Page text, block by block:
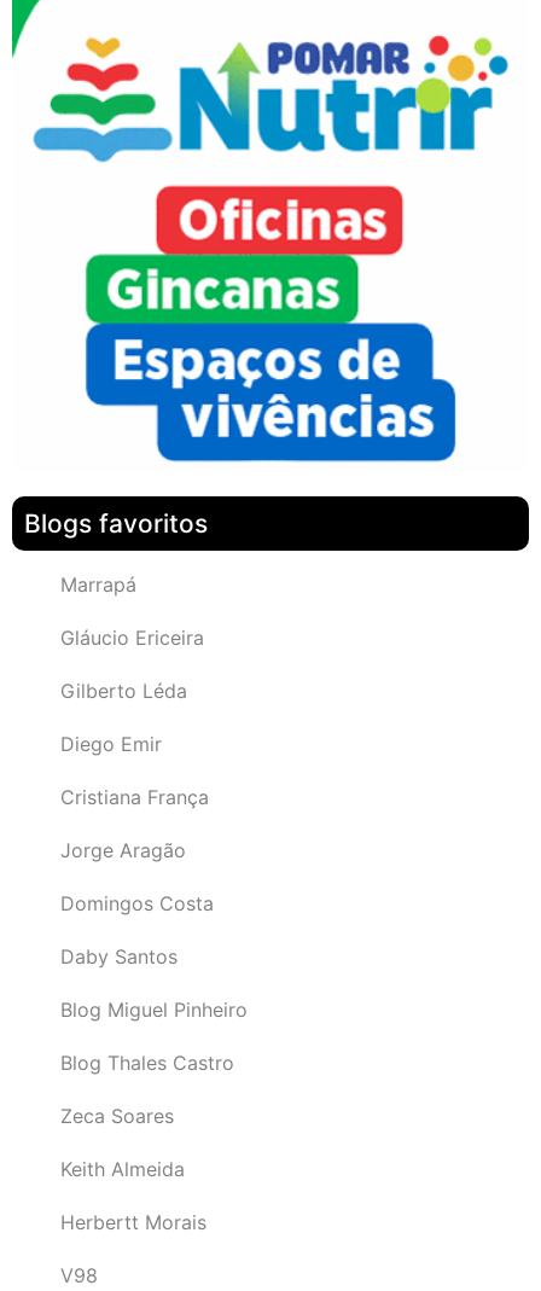
Blogs favoritos
Marrapá
Gláucio Ericeira
Gilberto Léda
Diego Emir
Cristiana França
Jorge Aragão
Domingos Costa
Daby Santos
Blog Miguel Pinheiro
Blog Thales Castro
Zeca Soares
Keith Almeida
Herbertt Morais
V98